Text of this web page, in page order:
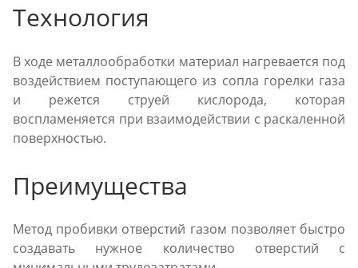
Технология
В ходе металлообработки материал нагревается под
воздействием поступающего из сопла горелки газа
и режется струей кислорода, которая
воспламеняется при взаимодействии с раскаленной
поверхностью.
Преимущества
Метод пробивки отверстий газом позволяет быстро
создавать нужное количество отверстий с